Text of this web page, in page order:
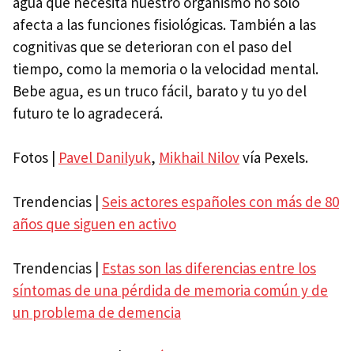
afecta a las funciones fisiológicas. También a las
cognitivas que se deterioran con el paso del
tiempo, como la memoria o la velocidad mental.
Bebe agua, es un truco fácil, barato y tu yo del
futuro te lo agradecerá.
Fotos | Pavel Danilyuk, Mikhail Nilovvía Pexels.
Trendencias | Seis actores españoles con más de 80
años que siguen en activo
Trendencias | Estas son las diferencias entre los
síntomas de una pérdida de memoria común y de
un problema de demencia